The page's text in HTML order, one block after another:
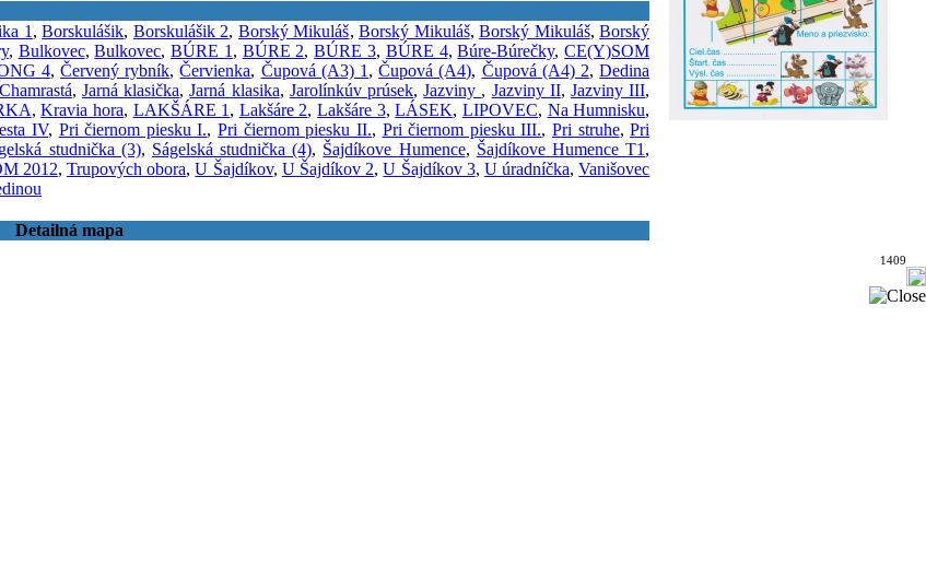
1,Borskulášik, Borskulášik 2, Borský Mikuláš,Borský Mikuláš,Borský Mikuláš,Borský
, Bulkovec,Bulkovec,BÚRE 1, BÚRE 2,BÚRE 3, BÚRE 4,Búre-Búrečky,CE(Y)SOM
4,Červený rybník,Červienka, Čupová (A3) 1,Čupová (A4), Čupová (A4) 2,Dedina
Chamrastá,Jarná klasička,Jarná klasika, Jarolínkúv prúsek,Jazviny , Jazviny II,Jazviny III,
,Kravia hora, LAKŠÁRE 1, Lakšáre 2, Lakšáre 3,LÁSEK, LIPOVEC, Na Humnisku,
IV, Pri čiernom piesku I.,Pri čiernom piesku II., Pri čiernom piesku III., Pri struhe,Pri
studnička (3), Ságelská studnička (4), Šajdíkove Humence, Šajdíkove Humence T1,
2012,Trupových obora,U Šajdíkov, U Šajdíkov 2,U Šajdíkov 3, U úradníčka,Vanišovec
Detailná mapa
1409